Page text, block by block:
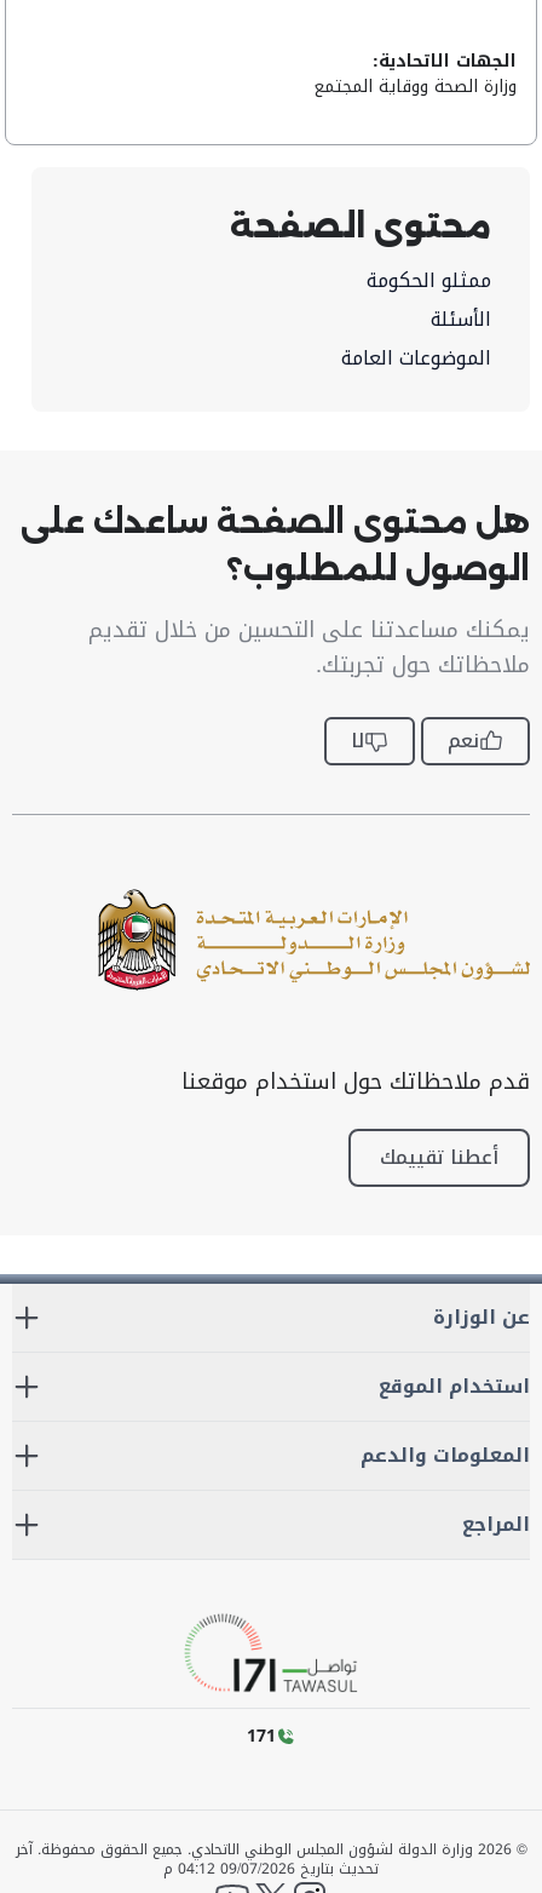
الجهات الاتحادية:
وزارة الصحة ووقاية المجتمع
محتوى الصفحة
ممثلو الحكومة
الأسئلة
الموضوعات العامة
هل محتوى الصفحة ساعدك على
الوصول للمطلوب؟
يمكنك مساعدتنا على التحسين من خلال تقديم
ملاحظاتك حول تجربتك.
نعم لا
قدم ملاحظاتك حول استخدام موقعنا
أعطنا تقييمك
عن الوزارة
استخدام الموقع
المعلومات والدعم
المراجع
171
©
2026 وزارة الدولة لشؤون المجلس الوطني الاتحادي. جميع الحقوق محفوظة.آخر
تحديث بتاريخ 09/07/2026 04:12 م